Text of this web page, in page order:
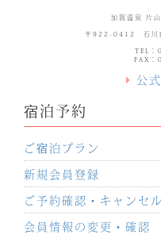
加賀温泉 片
〒922-0412 石川
TEL
FAX
公
宿泊予約
ご宿泊プラン
新規会員登録
ご予約確認・キャンセル
会員情報の変更・確認